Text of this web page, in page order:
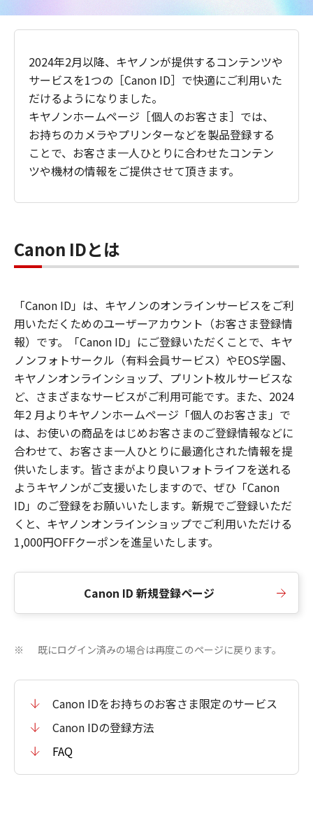
2024年2月以降、キヤノンが提供するコンテンツや
サービスを1つの［Canon ID］で快適にご利用いた
だけるようになりました。
キヤノンホームページ［個人のお客さま］では、
お持ちのカメラやプリンターなどを製品登録する
ことで、お客さま一人ひとりに合わせたコンテン
ツや機材の情報をご提供させて頂きます。
Canon IDとは
「Canon ID」は、キヤノンのオンラインサービスをご利
用いただくためのユーザーアカウント（お客さま登録情
報）です。「Canon ID」にご登録いただくことで、キヤ
ノンフォトサークル（有料会員サービス）やEOS学園、
キヤノンオンラインショップ、プリント枚ルサービスな
ど、さまざまなサービスがご利用可能です。また、2024
年2 月よりキヤノンホームページ「個人のお客さま」で
は、お使いの商品をはじめお客さまのご登録情報などに
合わせて、お客さま一人ひとりに最適化された情報を提
供いたします。皆さまがより良いフォトライフを送れる
ようキヤノンがご支援いたしますので、ぜひ「Canon
ID」のご登録をお願いいたします。新規でご登録いただ
くと、キヤノンオンラインショップでご利用いただける
1,000円OFFクーポンを進呈いたします。
Canon ID 新規登録ページ
※ 既にログイン済みの場合は再度このページに戻ります。
Canon IDをお持ちのお客さま限定のサービス
Canon IDの登録方法
FAQ